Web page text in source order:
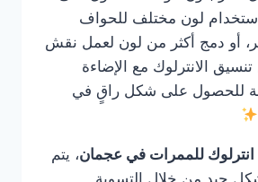
لون مختلف للحواف
أو دمج أكثر من لون لعمل نقش
الانترلوك مع الإضاءة
للحصول على شكل راقٍ في
للممرات في عجمان، يتم